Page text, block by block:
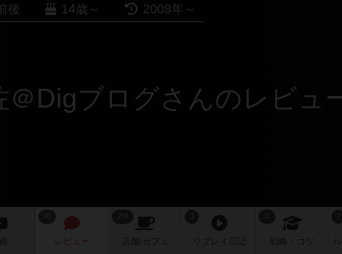
後 14歳～ 2008年～
＠Digブログさんのレビュ
レビュー 店舗/ カフェ 戦略